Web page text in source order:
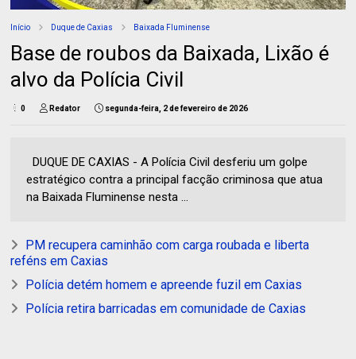
Início Duque de Caxias Baixada Fluminense
Base de roubos da Baixada, Lixão é
alvo da Polícia Civil
0 Redator segunda-feira, 2 de fevereiro de 2026
DUQUE DE CAXIAS - A Polícia Civil desferiu um golpe
estratégico contra a principal facção criminosa que atua
na Baixada Fluminense nesta ...
PM recupera caminhão com carga roubada e liberta
reféns em Caxias
Polícia detém homem e apreende fuzil em Caxias
Polícia retira barricadas em comunidade de Caxias